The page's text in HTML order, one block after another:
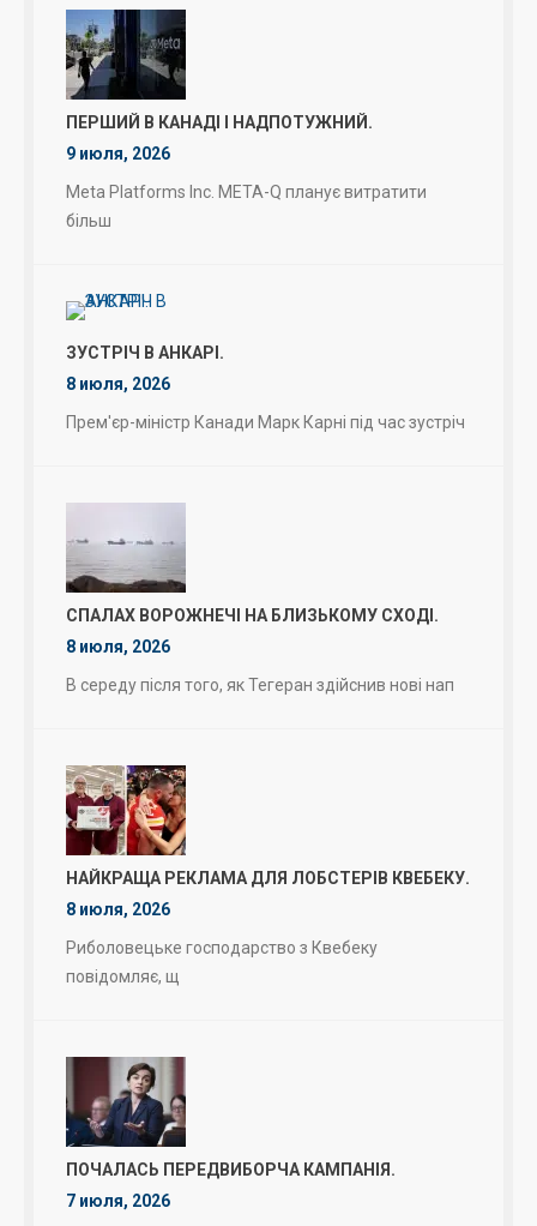
ПЕРШИЙ В КАНАДІ І НАДПОТУЖНИЙ.
9 июля, 2026
Meta Platforms Inc. META-Q планує витратити
більш
ЗУСТРІЧ В АНКАРІ.
8 июля, 2026
Прем'єр-міністр Канади Марк Карні під час зустріч
СПАЛАХ ВОРОЖНЕЧІ НА БЛИЗЬКОМУ СХОДІ.
8 июля, 2026
В середу після того, як Тегеран здійснив нові нап
НАЙКРАЩА РЕКЛАМА ДЛЯ ЛОБСТЕРІВ КВЕБЕКУ.
8 июля, 2026
Риболовецьке господарство з Квебеку
повідомляє, щ
ПОЧАЛАСЬ ПЕРЕДВИБОРЧА КАМПАНІЯ.
7 июля, 2026